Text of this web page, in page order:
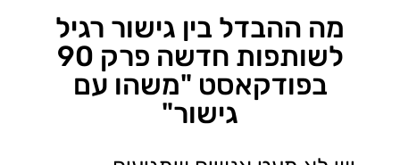
מה ההבדל בין גישור רגיל
לשותפות חדשה פרק 90
בפודקאסט "משהו עם
גישור"